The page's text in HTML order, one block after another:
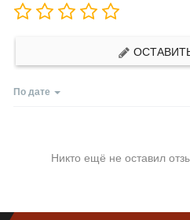
По дате
Никто ещё не оставил